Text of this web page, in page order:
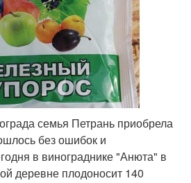
семья Петрань приобрела
без ошибок и
в винограднике "Анюта" в
деревне плодоносит 140